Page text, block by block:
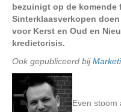
bezuinigt op de komende
Sinterklaasverkopen
voor Kerst en Oud en
kredietcrisis.
Ook gepubliceerd bij
Even stoom